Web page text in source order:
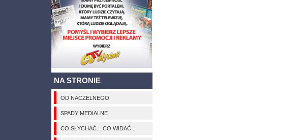
NA STRONIE
OD NACZELNEGO
SPADY MEDIALNE
CO SŁYCHAĆ... CO WIDAĆ...